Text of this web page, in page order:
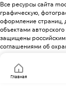
Все ресурсы сайта
графическую,
оформление страниц,
объектами
защищены
соглашениями об
Главная